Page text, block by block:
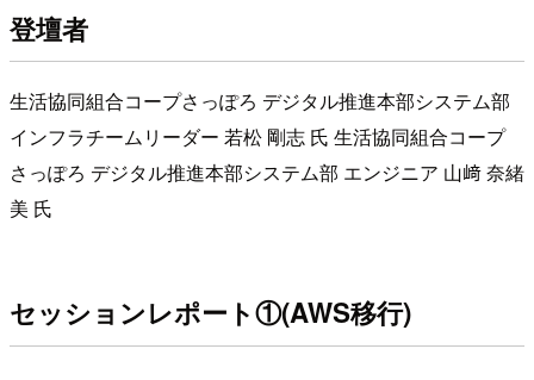
登壇者
生活協同組合コープさっぽろ デジタル推進本部システム部
インフラチームリーダー 若松 剛志 氏 生活協同組合コープ
さっぽろ デジタル推進本部システム部 エンジニア 山﨑 奈緒
美 氏
セッションレポート①(AWS移行)